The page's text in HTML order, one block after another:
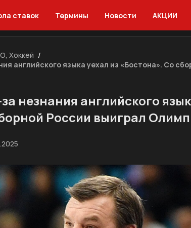
ставок Термины Новости АКЦИИ
О, Хоккей /
английского языка уехал из «Бостона». Со
незнания английского
России выиграл